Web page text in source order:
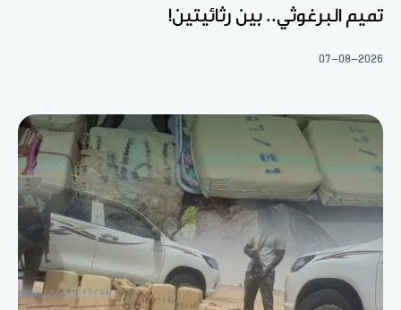
تميم البرغوثي.. بين رثائيتين!
07-08-2026